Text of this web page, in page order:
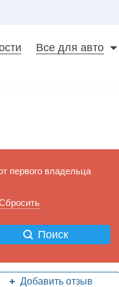
Все для авто
первого владельца
Поиск
Добавить отзыв